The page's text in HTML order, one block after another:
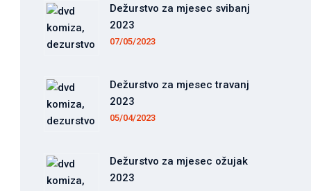
Dežurstvo za mjesec svibanj
2023
07/05/2023
Dežurstvo za mjesec travanj
2023
05/04/2023
Dežurstvo za mjesec ožujak
2023